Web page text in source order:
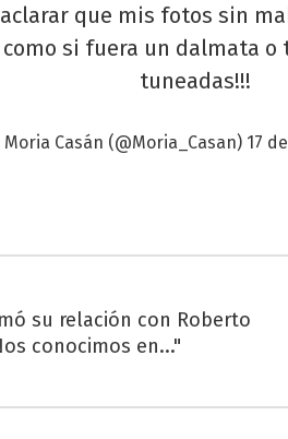
que mis fotos sin
si fuera un dalmata o
tuneadas!!!
Casán (@Moria_Casan) 17
su relación con Roberto
conocimos en..."